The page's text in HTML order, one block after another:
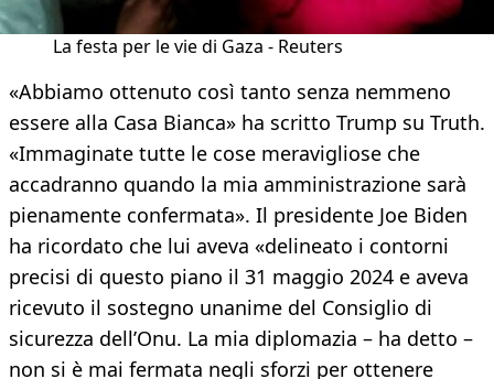
La festa per le vie di Gaza - Reuters
«Abbiamo ottenuto così tanto senza nemmeno
essere alla Casa Bianca» ha scritto Trump su Truth.
«Immaginate tutte le cose meravigliose che
accadranno quando la mia amministrazione sarà
pienamente confermata». Il presidente Joe Biden
ha ricordato che lui aveva «delineato i contorni
precisi di questo piano il 31 maggio 2024 e aveva
ricevuto il sostegno unanime del Consiglio di
sicurezza dell’Onu. La mia diplomazia – ha detto –
non si è mai fermata negli sforzi per ottenere